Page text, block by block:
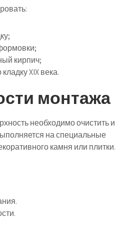
кирпич;
XIX века.
монтажа
необходимо очистить и
на специальные
камня или плитки.